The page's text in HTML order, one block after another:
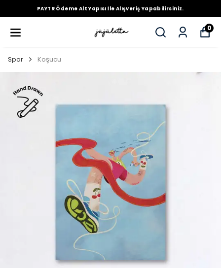
PAYTR Ödeme Alt Yapısı İle Alışveriş Yapabilirsiniz.
0
Spor Koşucu